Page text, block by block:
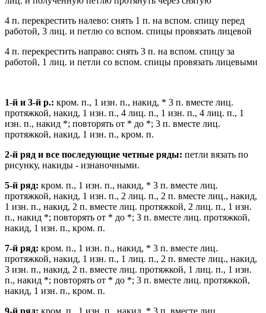
4 п. перекрестить налево: снять 1 п. на вспом. спицу перед
работой, 3 лиц. и петлю со вспом. спицы провязать лицевой
4 п. перекрестить направо: снять 3 п. на вспом. спицу за
работой, 1 лиц. и петли со вспом. спицы провязать лицевыми
1-й и 3-й р.: кром. п., 1 изн. п., накид, * 3 п. вместе лиц.
протяжкой, накид, 1 изн. п., 4 лиц. п., 1 изн. п., 4 лиц. п., 1
изн. п., накид *; повторять от * до *; 3 п. вместе лиц.
протяжкой, накид, 1 изн. п., кром. п.
2-й ряд и все последующие четные ряды: петли вязать по
рисунку, накиды - изнаночными.
5-й ряд: кром. п., 1 изн. п., накид, * 3 п. вместе лиц.
протяжкой, накид, 1 изн. п., 2 лиц. п., 2 п. вместе лиц., накид,
1 изн. п., накид, 2 п. вместе лиц. протяжкой, 2 лиц. п., 1 изн.
п., накид *; повторять от * до *; 3 п. вместе лиц. протяжкой,
накид, 1 изн. п., кром. п.
7-й ряд: кром. п., 1 изн. п., накид, * 3 п. вместе лиц.
протяжкой, накид, 1 изн. п., 1 лиц. п., 2 п. вместе лиц., накид,
3 изн. п., накид, 2 п. вместе лиц. протяжкой, 1 лиц. п., 1 изн.
п., накид *; повторять от * до *; 3 п. вместе лиц. протяжкой,
накид, 1 изн. п., кром. п.